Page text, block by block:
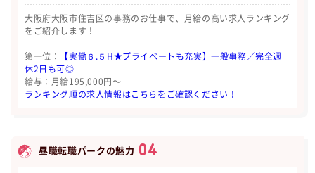
大阪府大阪市住吉区の事務のお仕事で、月給の高い求人ランキング
をご紹介します！
第一位：
【実働６.５H★プライベートも充実】一般事務／完全週
休2日も可◎
給与：月給195,000円〜
ランキング順の求人情報はこちらをご確認ください！
昼職転職パークの魅力 04